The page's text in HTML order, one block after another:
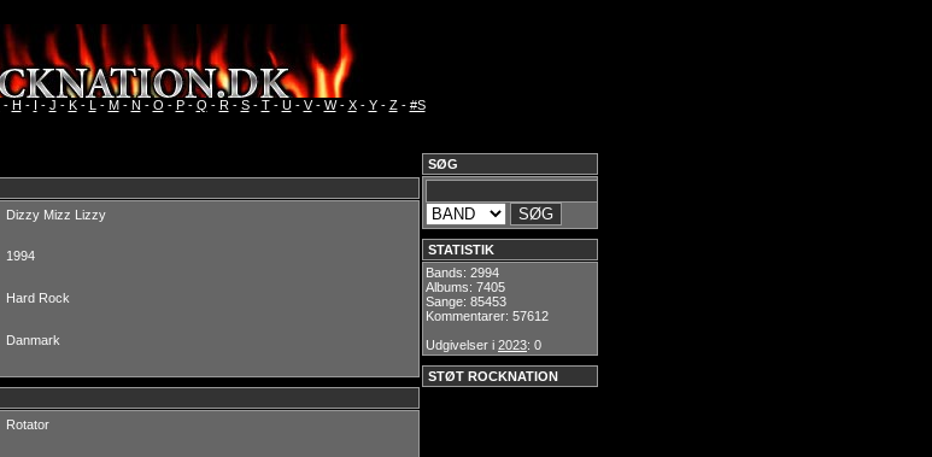
- H - I - J - K- L - M- N - O - P- Q - R- S- T- U- V- W- X- Y- Z- #S
SØG
STATISTIK
Bands: 2994
Albums: 7405
Sange: 85453
Kommentarer: 57612
Udgivelser i 2023: 0
STØT ROCKNATION
Dizzy Mizz Lizzy
1994
Hard Rock
Danmark
Rotator